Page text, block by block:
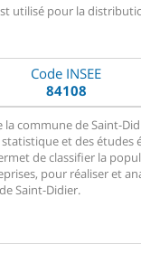
utilisé pour la
Code INSEE
84108
la commune de Saint-
et des études
de classifier la
pour réaliser et
Saint-Didier.